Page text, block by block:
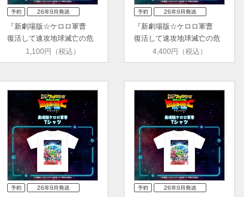
『新劇場版☆ケロロ軍曹
復活して速攻地球滅亡の危
機で…1,100円（税込）
『新劇場版☆ケロロ軍曹
復活して速攻地球滅亡の危
機で…4,400円（税込）